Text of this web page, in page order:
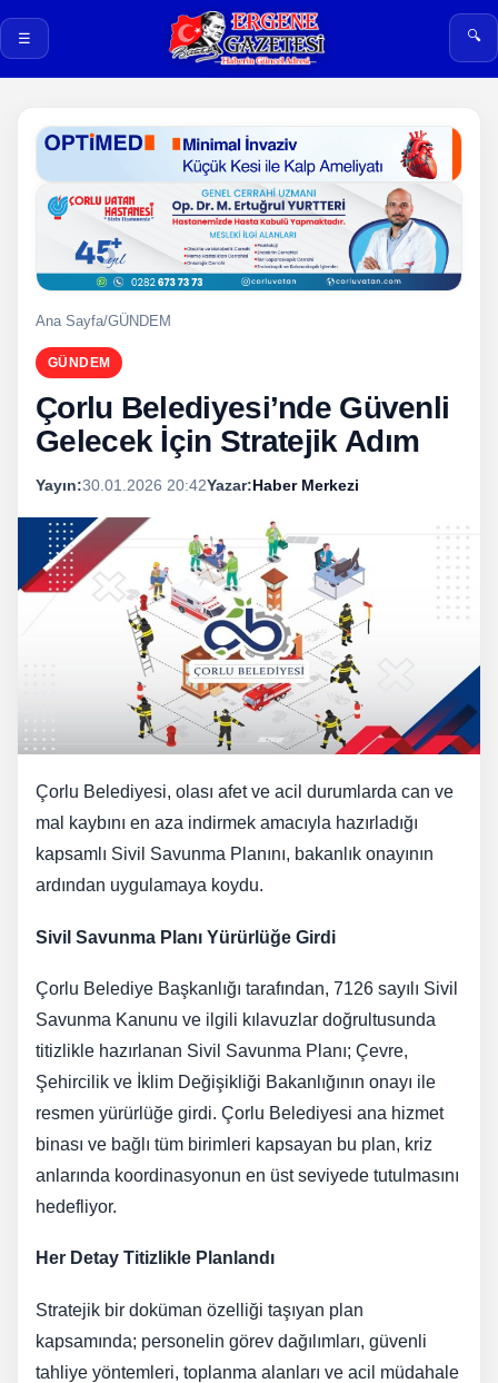
☰ 🔍
Ana Sayfa/GÜNDEM
GÜNDEM
Çorlu Belediyesi’nde Güvenli
Gelecek İçin Stratejik Adım
Yayın:30.01.2026 20:42Yazar:Haber Merkezi
Çorlu Belediyesi, olası afet ve acil durumlarda can ve
mal kaybını en aza indirmek amacıyla hazırladığı
kapsamlı Sivil Savunma Planını, bakanlık onayının
ardından uygulamaya koydu.
Sivil Savunma Planı Yürürlüğe Girdi
Çorlu Belediye Başkanlığı tarafından, 7126 sayılı Sivil
Savunma Kanunu ve ilgili kılavuzlar doğrultusunda
titizlikle hazırlanan Sivil Savunma Planı; Çevre,
Şehircilik ve İklim Değişikliği Bakanlığının onayı ile
resmen yürürlüğe girdi. Çorlu Belediyesi ana hizmet
binası ve bağlı tüm birimleri kapsayan bu plan, kriz
anlarında koordinasyonun en üst seviyede tutulmasını
hedefliyor.
Her Detay Titizlikle Planlandı
Stratejik bir doküman özelliği taşıyan plan
kapsamında; personelin görev dağılımları, güvenli
tahliye yöntemleri, toplanma alanları ve acil müdahale